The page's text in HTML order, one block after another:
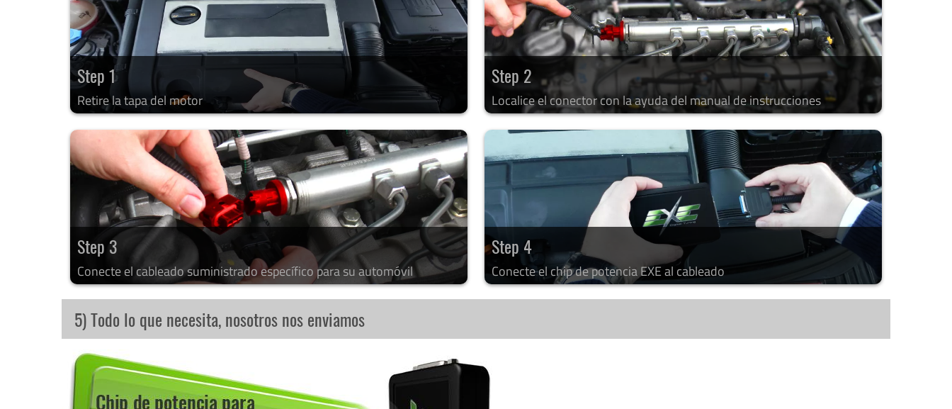
Step 1
Retire la tapa del motor
Step 2
Localice el conector con la ayuda del manual de instrucciones
Step 3
Conecte el cableado suministrado específico para su automóvil
Step 4
Conecte el chip de potencia EXE al cableado
5) Todo lo que necesita, nosotros nos enviamos